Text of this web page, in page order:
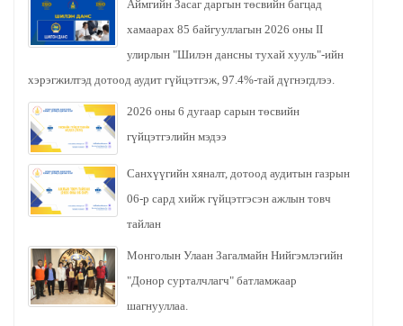
Аймгийн Засаг даргын төсвийн багцад
хамаарах 85 байгууллагын 2026 оны II
улирлын "Шилэн дансны тухай хууль"-ийн
хэрэгжилтэд дотоод аудит гүйцэтгэж, 97.4%-тай дүгнэгдлээ.
2026 оны 6 дугаар сарын төсвийн
гүйцэтгэлийн мэдээ
Санхүүгийн хяналт, дотоод аудитын газрын
06-р сард хийж гүйцэтгэсэн ажлын товч
тайлан
Монголын Улаан Загалмайн Нийгэмлэгийн
"Донор сурталчлагч" батламжаар
шагнууллаа.